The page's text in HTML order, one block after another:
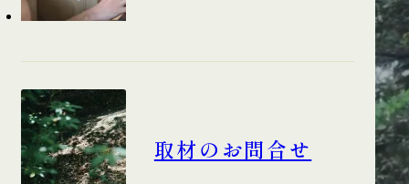
取材のお問合せ